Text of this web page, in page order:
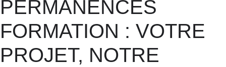
PERMANENCES
FORMATION : VOTRE
PROJET, NOTRE